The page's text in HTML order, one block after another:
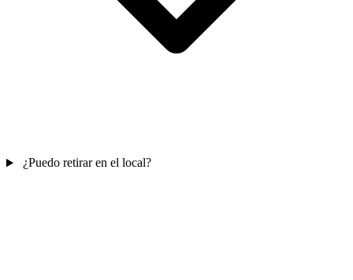
¿Puedo retirar en el local?